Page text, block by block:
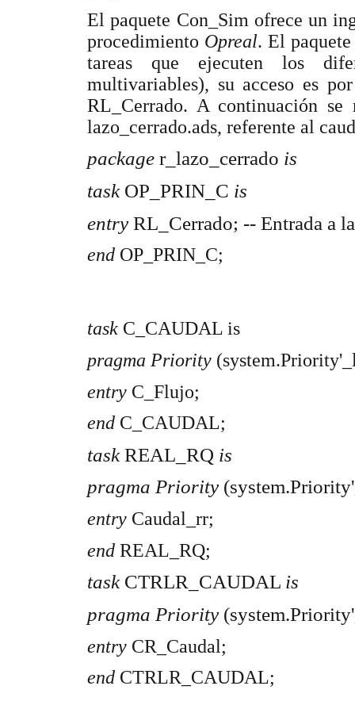
El paquete Con_Sim ofrece un
procedimiento Opreal. El
tareas que ejecuten los
multivariables), su acceso es
RL_Cerrado. A continuación
lazo_cerrado.ads, referente al
package r_lazo_cerrado is
task OP_PRIN_C is
entry RL_Cerrado; -- Entrada a
end OP_PRIN_C;
task C_CAUDAL is
pragma Priority
entry C_Flujo;
end C_CAUDAL;
taskREAL_RQ is
pragma Priority
entry Caudal_rr;
end REAL_RQ;
task CTRLR_CAUDAL is
pragma Priority
entry CR_Caudal;
end CTRLR_CAUDAL;